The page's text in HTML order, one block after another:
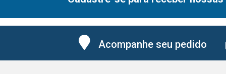
Acompanhe seu pedido